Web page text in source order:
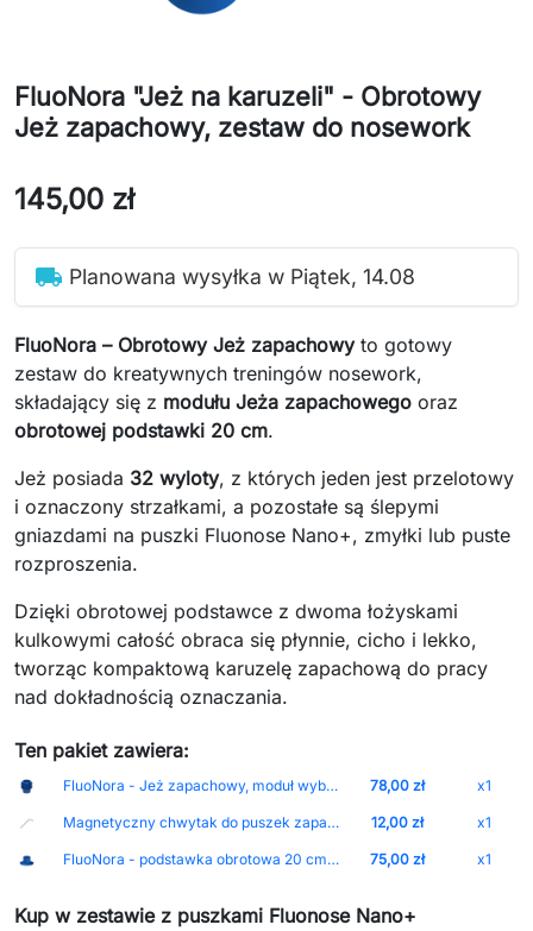
FluoNora "Jeż na karuzeli" - Obrotowy
Jeż zapachowy, zestaw do nosework
145,00 zł
local_shipping Planowana wysyłka w Piątek, 14.08
FluoNora – Obrotowy Jeż zapachowyto gotowy
zestaw do kreatywnych treningów nosework,
składający się z modułu Jeża zapachowego oraz
obrotowej podstawki 20 cm.
Jeż posiada 32 wyloty, z których jeden jest przelotowy
i oznaczony strzałkami, a pozostałe są ślepymi
gniazdami na puszki Fluonose Nano+, zmyłki lub puste
rozproszenia.
Dzięki obrotowej podstawce z dwoma łożyskami
kulkowymi całość obraca się płynnie, cicho i lekko,
tworząc kompaktową karuzelę zapachową do pracy
nad dokładnością oznaczania.
Ten pakiet zawiera:
FluoNora - Jeż zapachowy, moduł wyboru zapachu do nosework 78,00 zł x1
Magnetyczny chwytak do puszek zapachowych 12,00 zł x1
FluoNora - podstawka obrotowa 20 cm do modułów nosework 75,00 zł x1
Kup w zestawie z puszkami Fluonose Nano+